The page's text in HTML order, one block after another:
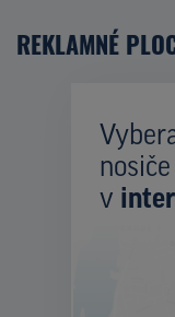
REKLAMNÉ
nosiče
v